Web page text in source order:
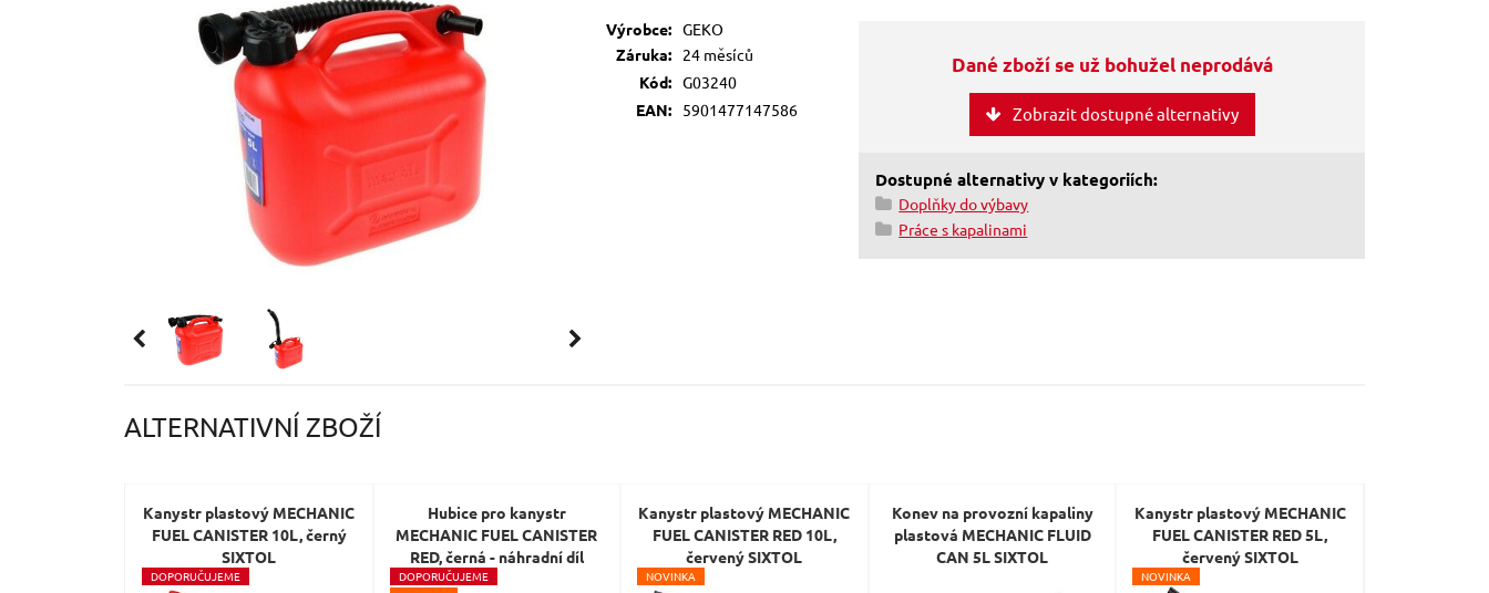
Výrobce: GEKO
Záruka:
24 měsíců
Kód: G03240
EAN:
5901477147586
Dané zboží se už bohužel neprodává
Zobrazit dostupné alternativy
Dostupné alternativy v kategoriích:
Doplňky do výbavy
Práce s kapalinami
ALTERNATIVNÍ ZBOŽÍ
Kanystr plastový MECHANIC
FUEL CANISTER 10L, černý
SIXTOL
DOPORUČUJEME
Hubice pro kanystr
MECHANIC FUEL CANISTER
RED, černá - náhradní díl
SIXTOL
DOPORUČUJEME
Kanystr plastový MECHANIC
FUEL CANISTER RED 10L,
červený SIXTOL
NOVINKA
Konev na provozní kapaliny
plastová MECHANIC FLUID
CAN 5L SIXTOL
Kanystr plastový MECHANIC
FUEL CANISTER RED 5L,
červený SIXTOL
NOVINKA